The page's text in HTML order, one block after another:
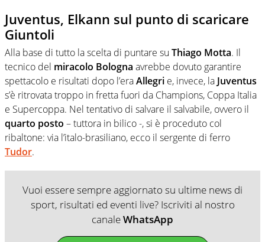
Juventus, Elkann sul punto di scaricare
Giuntoli
Alla base di tutto la scelta di puntare su Thiago Motta. Il
tecnico del miracolo Bologna avrebbe dovuto garantire
spettacolo e risultati dopo l’eraAllegri e, invece, la Juventus
s’è ritrovata troppo in fretta fuori da Champions, Coppa Italia
e Supercoppa. Nel tentativo di salvare il salvabile, ovvero il
quarto posto – tuttora in bilico -, si è proceduto col
ribaltone: via l’italo-brasiliano, ecco il sergente di ferro
Tudor.
Vuoi essere sempre aggiornato su ultime news di
sport, risultati ed eventi live? Iscriviti al nostro
canaleWhatsApp